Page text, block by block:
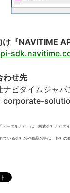
『NAVITIME
わせ先
ナビタイムジャ
corporate-
トータルナビ」は、株式会社ナビタ
ている会社名や商品名等は、各社の